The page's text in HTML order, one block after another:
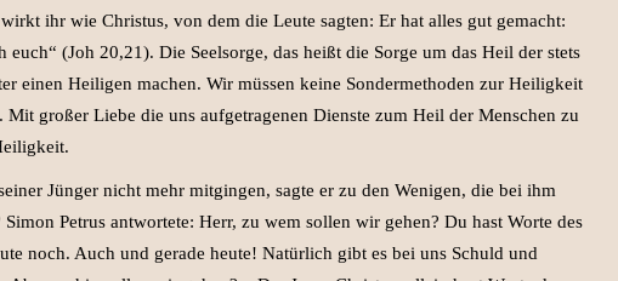
ihr wie Christus, von dem die Leute sagten: Er hat alles gut gemacht:
euch“ (Joh 20,21). Die Seelsorge, das heißt die Sorge um das Heil der stets
einen Heiligen machen. Wir müssen keine Sondermethoden zur Heiligkeit
großer Liebe die uns aufgetragenen Dienste zum Heil der Menschen zu
Jünger nicht mehr mitgingen, sagte er zu den Wenigen, die bei ihm
Petrus antwortete: Herr, zu wem sollen wir gehen? Du hast Worte des
noch. Auch und gerade heute! Natürlich gibt es bei uns Schuld und